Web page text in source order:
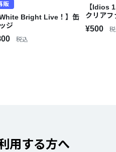
販
White Bright Live！】缶
ジ
税込
【Idios
クリアフ
¥500
用する方へ